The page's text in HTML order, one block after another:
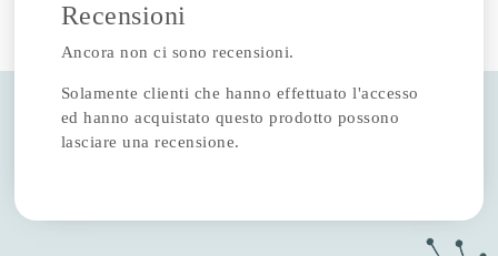
Recensioni
Ancora non ci sono recensioni.
Solamente clienti che hanno effettuato l'accesso
ed hanno acquistato questo prodotto possono
lasciare una recensione.